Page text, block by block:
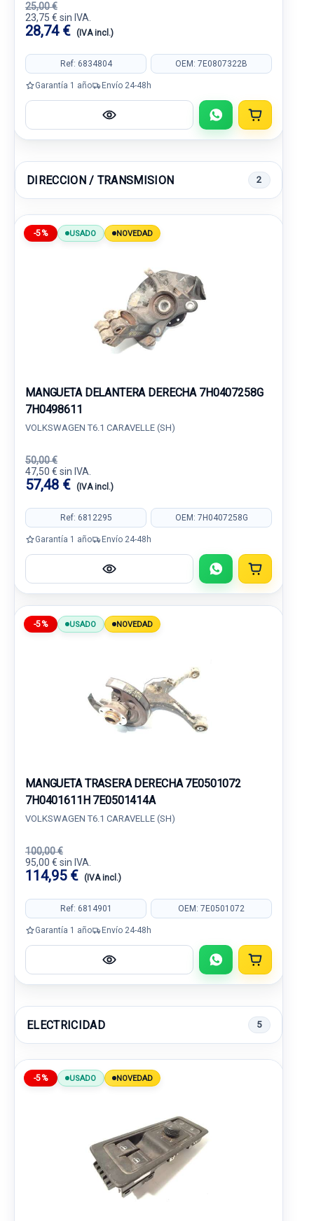
25,00 €
23,75 € sin IVA.
28,74 € (IVA incl.)
Ref: 6834804 OEM: 7E0807322B
Garantía 1 año Envío 24-48h
DIRECCION / TRANSMISION 2
-5% USADO NOVEDAD
MANGUETA DELANTERA DERECHA 7H0407258G
7H0498611
VOLKSWAGEN T6.1 CARAVELLE (SH)
50,00 €
47,50 € sin IVA.
57,48 € (IVA incl.)
Ref: 6812295 OEM: 7H0407258G
Garantía 1 año Envío 24-48h
-5% USADO NOVEDAD
MANGUETA TRASERA DERECHA 7E0501072
7H0401611H 7E0501414A
VOLKSWAGEN T6.1 CARAVELLE (SH)
100,00 €
95,00 € sin IVA.
114,95 € (IVA incl.)
Ref: 6814901 OEM: 7E0501072
Garantía 1 año Envío 24-48h
ELECTRICIDAD 5
-5% USADO NOVEDAD